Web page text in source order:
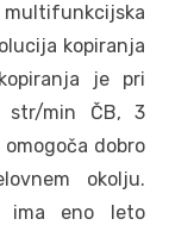
kopiranja
je pri
str/min ČB, 3
dobro
okolju.
ima eno leto